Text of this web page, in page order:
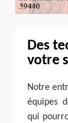
Des
votre
Notre
équipes
qui